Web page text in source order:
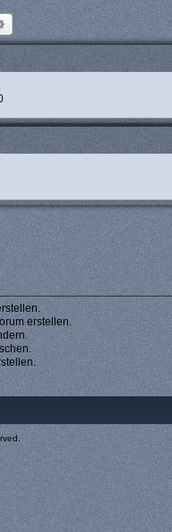
Erweiterte Suche
erstellen.